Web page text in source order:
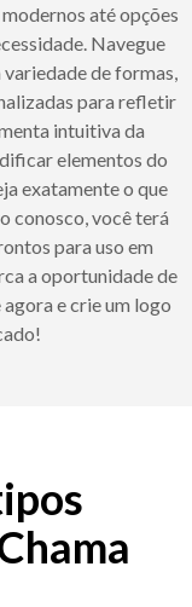
até opções
Navegue
de formas,
para refletir
intuitiva da
elementos do
exatamente o que
conosco, você terá
para uso em
a oportunidade de
e crie um logo